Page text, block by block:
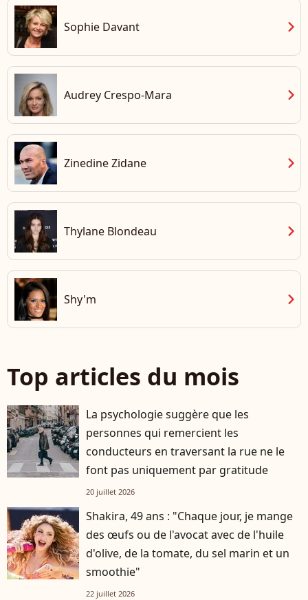
Sophie Davant chevron_right
Audrey Crespo-Mara chevron_right
Zinedine Zidane chevron_right
Thylane Blondeau chevron_right
Shy'm chevron_right
Top articles du mois
La psychologie suggère que les
personnes qui remercient les
conducteurs en traversant la rue ne le
font pas uniquement par gratitude
20 juillet 2026
Shakira, 49 ans : "Chaque jour, je mange
des œufs ou de l'avocat avec de l'huile
d'olive, de la tomate, du sel marin et un
smoothie"
22 juillet 2026